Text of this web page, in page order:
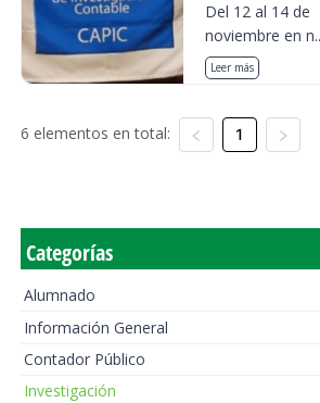
Del 12 al 14 de
noviembre en
Leer más
6 elementos en total: 1
Categorías
Alumnado
Información General
Contador Público
Investigación